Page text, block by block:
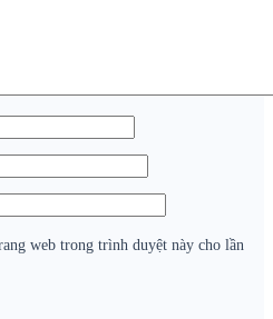
web trong trình duyệt này cho lần